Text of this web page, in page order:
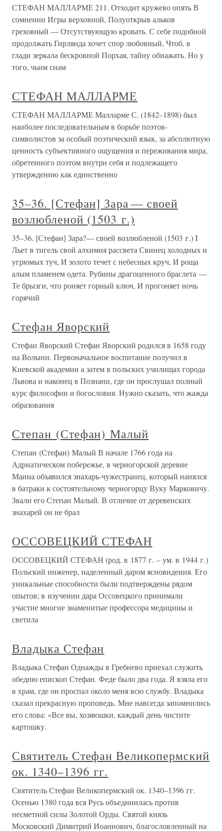
СТЕФАН МАЛЛАРМЕ 211. Отходит кружево опять В
сомнении Игры верховной, Полуоткрыв альков
греховный — Отсутствующую кровать. С себе подобной
продолжать Гирлянда хочет спор любовный, Чтоб, в
глади зеркала бескровной Порхая, тайну обнажать. Но у
того, чьим снам
СТЕФАН МАЛЛАРМЕ
СТЕФАН МАЛЛАРМЕ Малларме С. (1842–1898) был
наиболее последовательным в борьбе поэтов-
символистов за особый поэтический язык, за абсолютную
ценность субъективного ощущения и переживания мира,
обретенного поэтом внутри себя и подлежащего
утверждению как единственно
35–36. [Стефан] Зара — своей
возлюбленой (1503 г.)
35–36. [Стефан] Зара?— своей возлюбленой (1503 г.) I
Льет в тигель свой алхимия рассвета Свинец холодных и
угрюмых туч, И золото течет с небесных круч, И роща
алым пламенем одета. Рубины драгоценного браслета —
Те брызги, что роняет горный ключ, И прогоняет ночь
горячий
Стефан Яворский
Стефан Яворский Стефан Яворский родился в 1658 году
на Волыни. Первоначальное воспитание получил в
Киевской академии а затем в польских училищах города
Львова и наконец в Познани, где он прослушал полный
курс философии и богословия. Нужно сказать, что жажда
образования
Степан (Стефан) Малый
Степан (Стефан) Малый В начале 1766 года на
Адриатическом побережье, в черногорской деревне
Маина объявился знахарь-чужестранец, который нанялся
в батраки к состоятельному черногорцу Вуку Марковичу.
Звали его Степан Малый. В отличие от деревенских
знахарей он не брал
ОССОВЕЦКИЙ СТЕФАН
ОССОВЕЦКИЙ СТЕФАН (род. в 1877 г. – ум. в 1944 г.)
Польский инженер, наделенный даром ясновидения. Его
уникальные способности были подтверждены рядом
опытов; в изучении дара Оссовецкого принимали
участие многие знаменитые профессора медицины и
светила
Владыка Стефан
Владыка Стефан Однажды в Гребнево приехал служить
обедню епископ Стефан. Феде было два года. Я взяла его
в храм, где он проспал около меня всю службу. Владыка
сказал прекрасную проповедь. Мне навсегда запомнились
его слова: «Все вы, хозяюшки, каждый день чистите
картошку.
Святитель Стефан Великопермский
ок. 1340–1396 гг.
Святитель Стефан Великопермский ок. 1340–1396 гг.
Осенью 1380 года вся Русь объединилась против
несметной силы Золотой Орды. Святой князь
Московский Димитрий Иоаннович, благословленный на